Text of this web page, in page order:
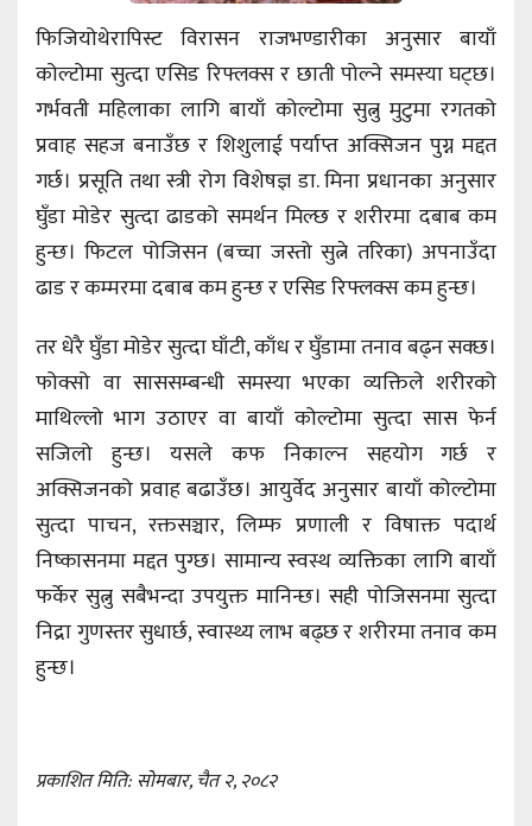
फिजियोथेरापिस्ट विरासन राजभण्डारीका अनुसार बायाँ
कोल्टोमा सुत्दा एसिड रिफ्लक्स र छाती पोल्ने समस्या घट्छ।
गर्भवती महिलाका लागि बायाँ कोल्टोमा सुत्नु मुटुमा रगतको
प्रवाह सहज बनाउँछ र शिशुलाई पर्याप्त अक्सिजन पुग्न मद्दत
गर्छ। प्रसूति तथा स्त्री रोग विशेषज्ञ डा. मिना प्रधानका अनुसार
घुँडा मोडेर सुत्दा ढाडको समर्थन मिल्छ र शरीरमा दबाब कम
हुन्छ। फिटल पोजिसन (बच्चा जस्तो सुत्ने तरिका) अपनाउँदा
ढाड र कम्मरमा दबाब कम हुन्छ र एसिड रिफ्लक्स कम हुन्छ।
तर धेरै घुँडा मोडेर सुत्दा घाँटी, काँध र घुँडामा तनाव बढ्न सक्छ।
फोक्सो वा साससम्बन्धी समस्या भएका व्यक्तिले शरीरको
माथिल्लो भाग उठाएर वा बायाँ कोल्टोमा सुत्दा सास फेर्न
सजिलो हुन्छ। यसले कफ निकाल्न सहयोग गर्छ र
अक्सिजनको प्रवाह बढाउँछ। आयुर्वेद अनुसार बायाँ कोल्टोमा
सुत्दा पाचन, रक्तसञ्चार, लिम्फ प्रणाली र विषाक्त पदार्थ
निष्कासनमा मद्दत पुग्छ। सामान्य स्वस्थ व्यक्तिका लागि बायाँ
फर्केर सुत्नु सबैभन्दा उपयुक्त मानिन्छ। सही पोजिसनमा सुत्दा
निद्रा गुणस्तर सुधार्छ, स्वास्थ्य लाभ बढ्छ र शरीरमा तनाव कम
हुन्छ।
प्रकाशित मिति: सोमबार, चैत २, २०८२